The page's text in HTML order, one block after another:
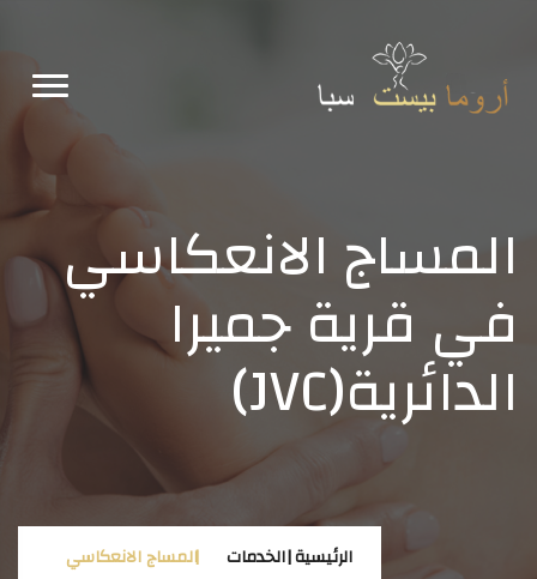
المساج الانعكاسي
في قرية جميرا
الدائرية(JVC)
الرئيسيةالخدمات المساج الانعكاسي